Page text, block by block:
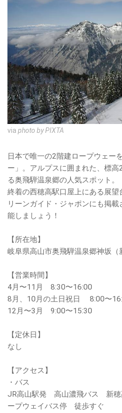
via photo by PIXTA
日本で唯一の2階建ロープウェー
ー」。アルプスに囲まれた、標
る奥飛騨温泉郷の人気スポット。
終着の西穂高駅口屋上にある展
リーンガイド・ジャポンにも掲
能しましょう！
【所在地】
岐阜県高山市奥飛騨温泉郷神坂（
【営業時間】
4月〜11月 8:30〜16:00
8月、10月の土日祝日 8:00〜
12月〜3月 9:00〜15:30
【定休日】
なし
【アクセス】
・バス
JR高山駅発 高山濃飛バス 新穂
ープウェイバス停 徒歩すぐ